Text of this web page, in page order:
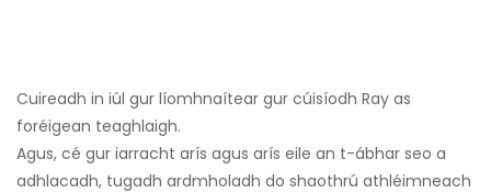
Cuireadh in iúl gur líomhnaítear gur cúisíodh Ray as
foréigean teaghlaigh.
Agus, cé gur iarracht arís agus arís eile an t-ábhar seo a
adhlacadh, tugadh ardmholadh do shaothrú athléimneach